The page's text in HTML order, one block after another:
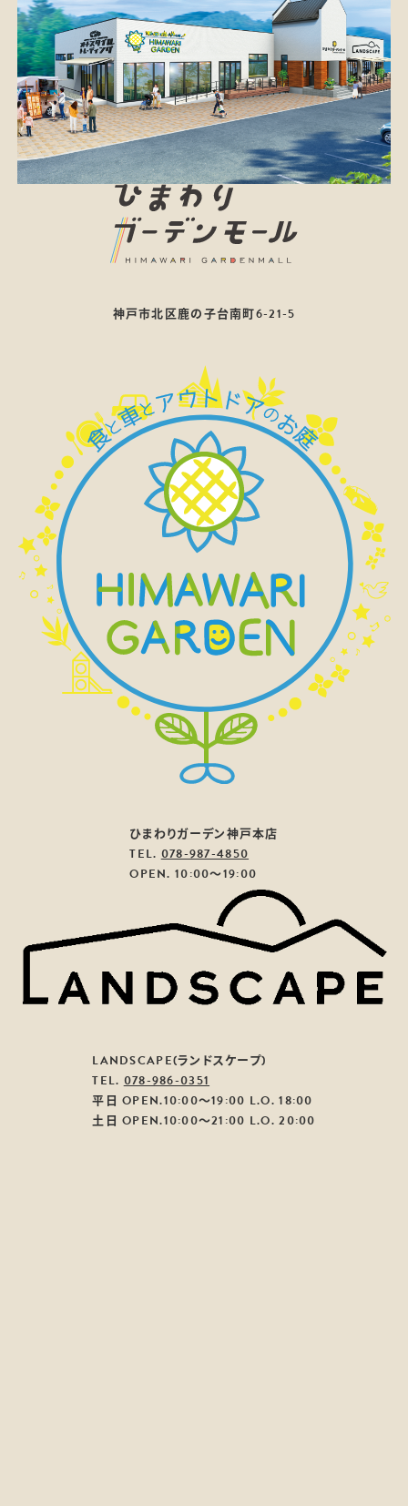
神戸市北区鹿の子台南町6-21-5
ひまわりガーデン神戸本店
TEL.078-987-4850
OPEN. 10:00～19:00
LANDSCAPE(ランドスケープ)
TEL.078-986-0351
平日 OPEN.10:00～19:00 L.O. 18:00
土日 OPEN.10:00～21:00 L.O. 20:00